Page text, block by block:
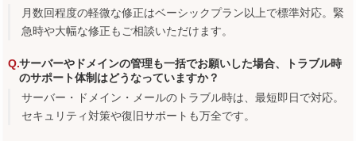
月数回程度の軽微な修正はベーシックプラン以上で標準対応。緊
急時や大幅な修正もご相談いただけます。
サーバーやドメインの管理も一括でお願いした場合、トラブル時
のサポート体制はどうなっていますか？
サーバー・ドメイン・メールのトラブル時は、最短即日で対応。
セキュリティ対策や復旧サポートも万全です。